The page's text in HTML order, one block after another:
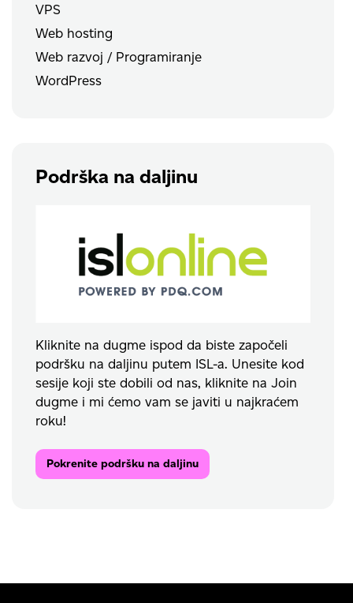
VPS
Web hosting
Web razvoj / Programiranje
WordPress
Podrška na daljinu
Kliknite na dugme ispod da biste započeli
podršku na daljinu putem ISL-a. Unesite kod
sesije koji ste dobili od nas, kliknite na Join
dugme i mi ćemo vam se javiti u najkraćem
roku!
Pokrenite podršku na daljinu